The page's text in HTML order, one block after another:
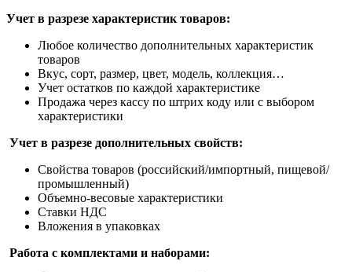
Учет в разрезе характеристик товаров:
Любое количество дополнительных характеристик
товаров
Вкус, сорт, размер, цвет, модель, коллекция…
Учет остатков по каждой характеристике
Продажа через кассу по штрих коду или с выбором
характеристики
Учет в разрезе дополнительных свойств:
Свойства товаров (российский/импортный, пищевой/
промышленный)
Объемно-весовые характеристики
Ставки НДС
Вложения в упаковках
Работа с комплектами и наборами: